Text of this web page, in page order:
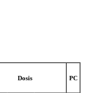
Dosis PC